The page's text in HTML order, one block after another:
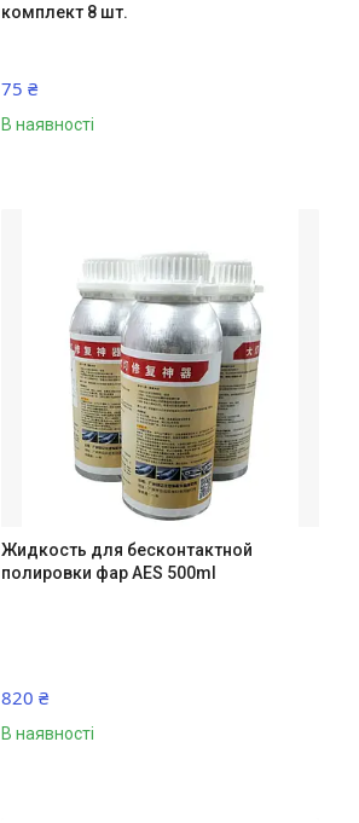
комплект 8 шт.
75 ₴
В наявності
Жидкость для бесконтактной
полировки фар AES 500ml
820 ₴
В наявності